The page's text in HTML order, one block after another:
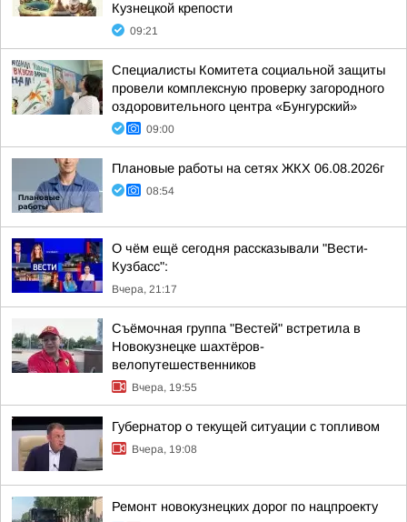
Кузнецкой крепости
09:21
Специалисты Комитета социальной защиты
провели комплексную проверку загородного
оздоровительного центра «Бунгурский»
09:00
Плановые работы на сетях ЖКХ 06.08.2026г
08:54
О чём ещё сегодня рассказывали "Вести-
Кузбасс":
Вчера, 21:17
Съёмочная группа "Вестей" встретила в
Новокузнецке шахтёров-
велопутешественников
Вчера, 19:55
Губернатор о текущей ситуации с топливом
Вчера, 19:08
Ремонт новокузнецких дорог по нацпроекту